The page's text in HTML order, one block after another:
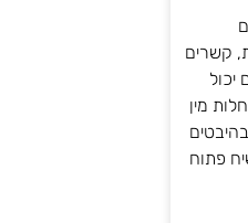
קשרים
יכול
מין
פתוח